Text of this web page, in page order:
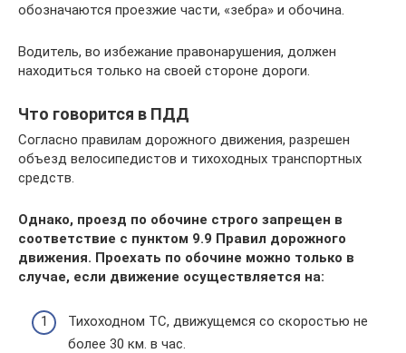
обозначаются проезжие части, «зебра» и обочина.
Водитель, во избежание правонарушения, должен
находиться только на своей стороне дороги.
Что говорится в ПДД
Согласно правилам дорожного движения, разрешен
объезд велосипедистов и тихоходных транспортных
средств.
Однако, проезд по обочине строго запрещен в
соответствие с пунктом 9.9 Правил дорожного
движения. Проехать по обочине можно только в
случае, если движение осуществляется на:
Тихоходном ТС, движущемся со скоростью не
более 30 км. в час.